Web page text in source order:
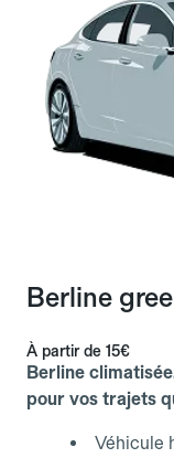
Berline
À partir de 15€
Berline
pour vos trajets
Véhicule